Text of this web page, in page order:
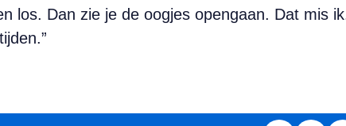
los. Dan zie je de oogjes opengaan. Dat mis